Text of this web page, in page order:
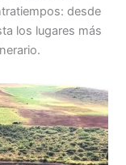
desde
los lugares más